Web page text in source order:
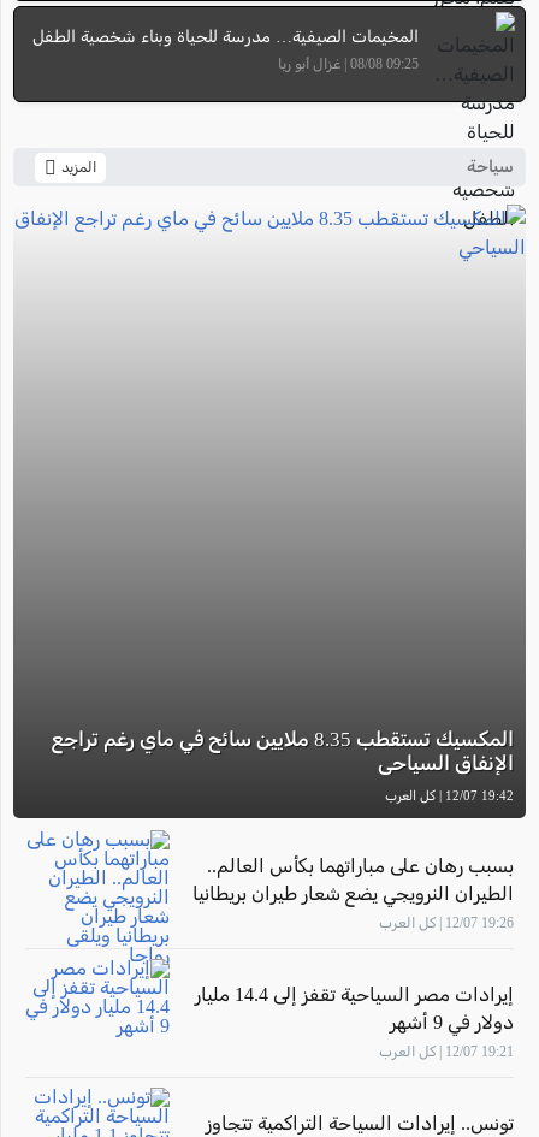
المخيمات الصيفية… مدرسة للحياة وبناء شخصية الطفل
09:25 08/08 | غزال أبو ريا
سياحة المزيد
المكسيك تستقطب 8.35 ملايين سائح في ماي رغم تراجع
الإنفاق السياحي
19:42 12/07 | كل العرب
بسبب رهان على مباراتهما بكأس العالم..
الطيران النرويجي يضع شعار طيران بريطانيا
ويلقى رواجا
19:26 12/07 | كل العرب
إيرادات مصر السياحية تقفز إلى 14.4 مليار
دولار في 9 أشهر
19:21 12/07 | كل العرب
تونس.. إيرادات السياحة التراكمية تتجاوز